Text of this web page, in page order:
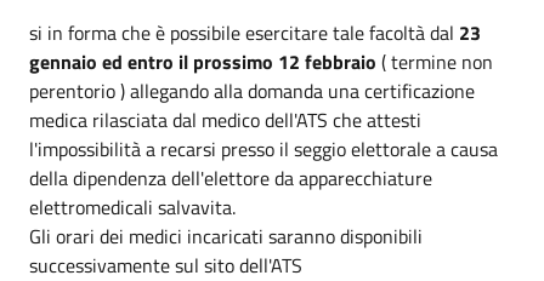
si in forma che è possibile esercitare tale facoltà dal 23
gennaio ed entro il prossimo 12 febbraio ( termine non
perentorio ) allegando alla domanda una certificazione
medica rilasciata dal medico dell'ATS che attesti
l'impossibilità a recarsi presso il seggio elettorale a causa
della dipendenza dell'elettore da apparecchiature
elettromedicali salvavita.
Gli orari dei medici incaricati saranno disponibili
successivamente sul sito dell'ATS